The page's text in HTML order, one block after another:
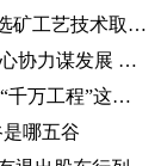
焦点速读：金瑞矿业：大风山锶矿天青石选矿工艺技术取得重大进展
天津市河东区税务局：税企座谈优服务 齐心协力谋发展 全球微头条
天天时讯：理论周刊·新论丨段官敬：用好“千万工程”这个乡村振兴“金钥匙”
哪五谷